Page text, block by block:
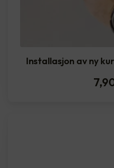
Installasjon av ny